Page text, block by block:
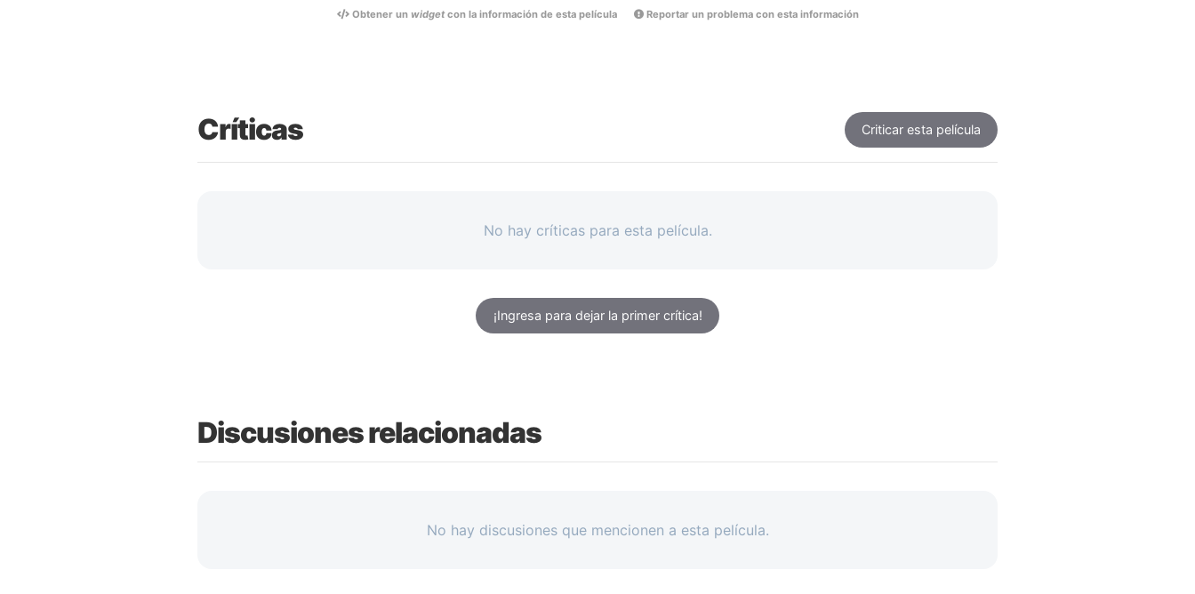
Obtener un widgetcon la información de esta película Reportar un problema con esta información
Críticas Criticar esta película
No hay críticas para esta película.
¡Ingresa para dejar la primer crítica!
Discusiones relacionadas
No hay discusiones que mencionen a esta película.